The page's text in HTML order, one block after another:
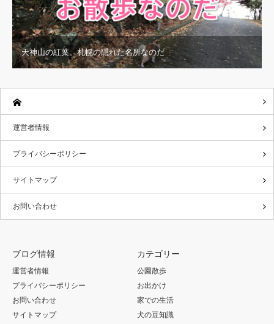
天神山の紅葉。札幌の隠れた名所なのだ
運営者情報
プライバシーポリシー
サイトマップ
お問い合わせ
ブログ情報
運営者情報
プライバシーポリシー
お問い合わせ
サイトマップ
カテゴリー
公園散歩
お出かけ
家での生活
犬の豆知識